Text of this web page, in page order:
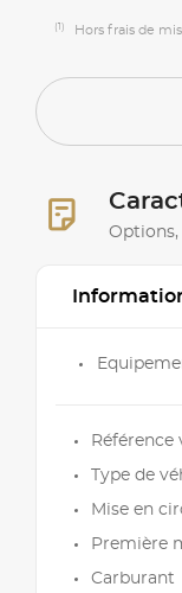
(1) Hors frais de
Référence
Type de
Mise en
Première
Carburant